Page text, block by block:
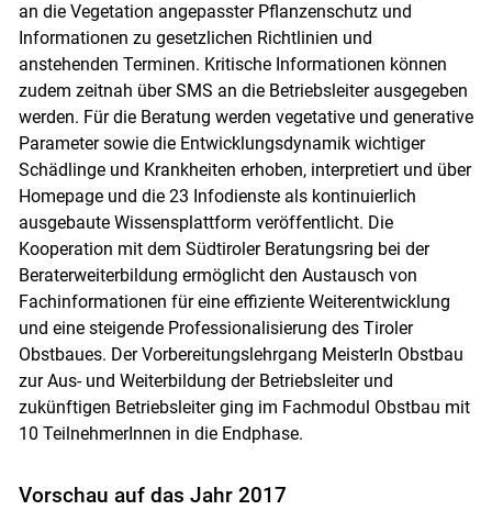
an die Vegetation angepasster Pflanzenschutz und
Informationen zu gesetzlichen Richtlinien und
anstehenden Terminen. Kritische Informationen können
zudem zeitnah über SMS an die Betriebsleiter ausgegeben
werden. Für die Beratung werden vegetative und generative
Parameter sowie die Entwicklungsdynamik wichtiger
Schädlinge und Krankheiten erhoben, interpretiert und über
Homepage und die 23 Infodienste als kontinuierlich
ausgebaute Wissensplattform veröffentlicht. Die
Kooperation mit dem Südtiroler Beratungsring bei der
Beraterweiterbildung ermöglicht den Austausch von
Fachinformationen für eine effiziente Weiterentwicklung
und eine steigende Professionalisierung des Tiroler
Obstbaues. Der Vorbereitungslehrgang MeisterIn Obstbau
zur Aus- und Weiterbildung der Betriebsleiter und
zukünftigen Betriebsleiter ging im Fachmodul Obstbau mit
10 TeilnehmerInnen in die Endphase.
Vorschau auf das Jahr 2017